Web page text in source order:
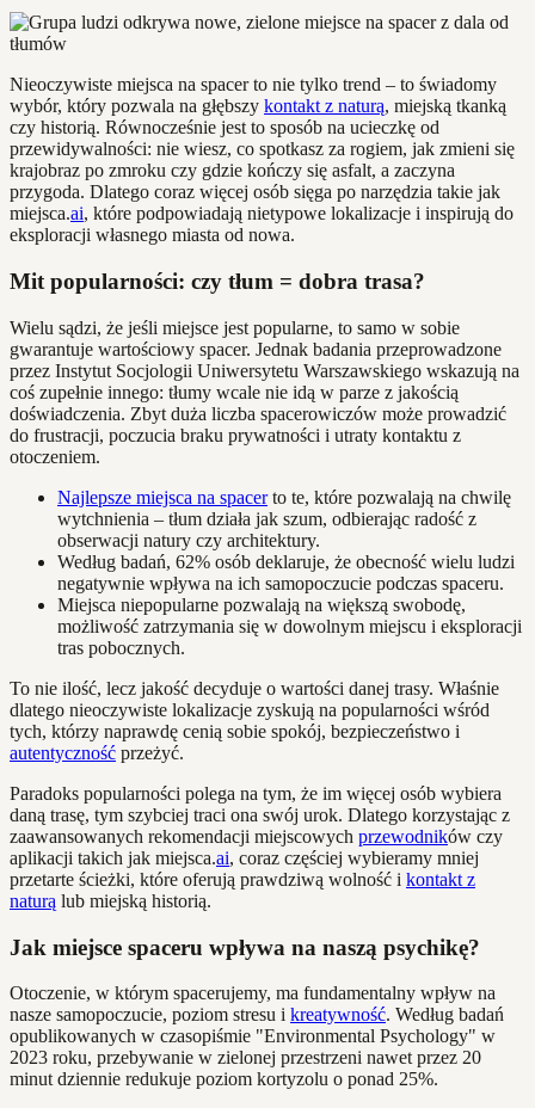
Nieoczywiste miejsca na spacer to nie tylko trend – to świadomy
wybór, który pozwala na głębszy kontakt z naturą, miejską tkanką
czy historią. Równocześnie jest to sposób na ucieczkę od
przewidywalności: nie wiesz, co spotkasz za rogiem, jak zmieni się
krajobraz po zmroku czy gdzie kończy się asfalt, a zaczyna
przygoda. Dlatego coraz więcej osób sięga po narzędzia takie jak
miejsca.ai, które podpowiadają nietypowe lokalizacje i inspirują do
eksploracji własnego miasta od nowa.
Mit popularności: czy tłum = dobra trasa?
Wielu sądzi, że jeśli miejsce jest popularne, to samo w sobie
gwarantuje wartościowy spacer. Jednak badania przeprowadzone
przez Instytut Socjologii Uniwersytetu Warszawskiego wskazują na
coś zupełnie innego: tłumy wcale nie idą w parze z jakością
doświadczenia. Zbyt duża liczba spacerowiczów może prowadzić
do frustracji, poczucia braku prywatności i utraty kontaktu z
otoczeniem.
Najlepsze miejsca na spacerto te, które pozwalają na chwilę
wytchnienia – tłum działa jak szum, odbierając radość z
obserwacji natury czy architektury.
Według badań, 62% osób deklaruje, że obecność wielu ludzi
negatywnie wpływa na ich samopoczucie podczas spaceru.
Miejsca niepopularne pozwalają na większą swobodę,
możliwość zatrzymania się w dowolnym miejscu i eksploracji
tras pobocznych.
To nie ilość, lecz jakość decyduje o wartości danej trasy. Właśnie
dlatego nieoczywiste lokalizacje zyskują na popularności wśród
tych, którzy naprawdę cenią sobie spokój, bezpieczeństwo i
autentyczność przeżyć.
Paradoks popularności polega na tym, że im więcej osób wybiera
daną trasę, tym szybciej traci ona swój urok. Dlatego korzystając z
zaawansowanych rekomendacji miejscowych przewodników czy
aplikacji takich jak miejsca.ai, coraz częściej wybieramy mniej
przetarte ścieżki, które oferują prawdziwą wolność i kontakt z
naturą lub miejską historią.
Jak miejsce spaceru wpływa na naszą psychikę?
Otoczenie, w którym spacerujemy, ma fundamentalny wpływ na
nasze samopoczucie, poziom stresu i kreatywność. Według badań
opublikowanych w czasopiśmie "Environmental Psychology" w
2023 roku, przebywanie w zielonej przestrzeni nawet przez 20
minut dziennie redukuje poziom kortyzolu o ponad 25%.